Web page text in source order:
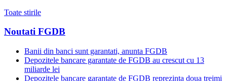
Toate stirile
Noutati FGDB
Banii din banci sunt garantati, anunta FGDB
Depozitele bancare garantate de FGDB au crescut cu 13
miliarde lei
Depozitele bancare garantate de FGDB reprezinta doua treimi